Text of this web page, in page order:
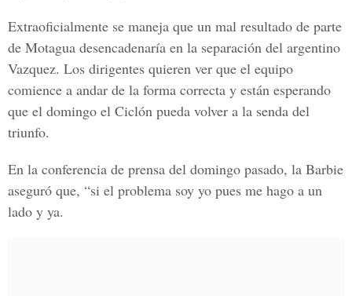
Extraoficialmente se maneja que un mal resultado de parte
de Motagua desencadenaría en la separación del argentino
Vazquez. Los dirigentes quieren ver que el equipo
comience a andar de la forma correcta y están esperando
que el domingo el Ciclón pueda volver a la senda del
triunfo.
En la conferencia de prensa del domingo pasado, la Barbie
aseguró que, “si el problema soy yo pues me hago a un
lado y ya.